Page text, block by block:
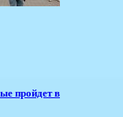
пройдет в